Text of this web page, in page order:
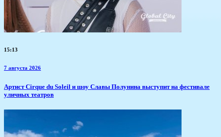
15:13
7 августа 2026
Артист Cirque du Soleil и шоу Славы Полунина выступит на фестивале
уличных театров